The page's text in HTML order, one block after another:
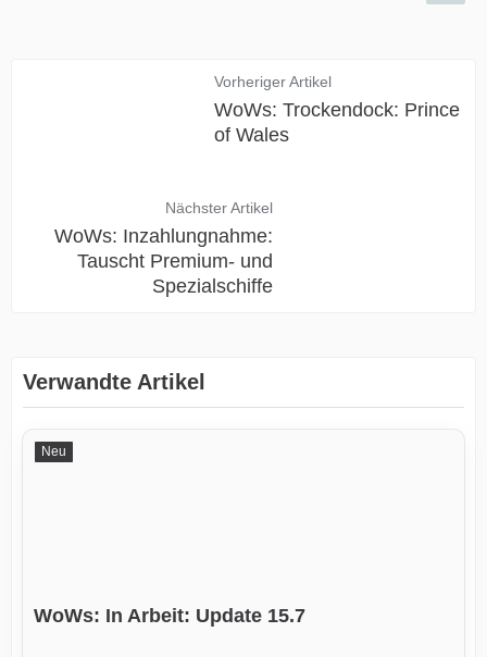
Vorheriger Artikel
WoWs: Trockendock: Prince
of Wales
Nächster Artikel
WoWs: Inzahlungnahme:
Tauscht Premium- und
Spezialschiffe
Verwandte Artikel
Neu
WoWs: In Arbeit: Update 15.7